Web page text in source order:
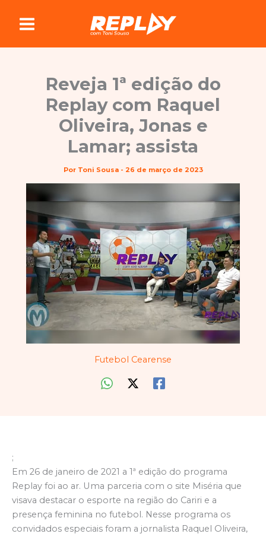
conteúdo
Reveja 1ª edição do
Replay com Raquel
Oliveira, Jonas e
Lamar; assista
Por Toni Sousa - 26 de março de 2023
Futebol Cearense
;
Em 26 de janeiro de 2021 a 1ª edição do programa
Replay foi ao ar. Uma parceria com o site Miséria que
visava destacar o esporte na região do Cariri e a
presença feminina no futebol. Nesse programa os
convidados especiais foram a jornalista Raquel Oliveira,